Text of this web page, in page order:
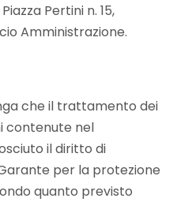
Pertini n. 15,
Amministrazione.
che il trattamento dei
contenute nel
il diritto di
per la protezione
quanto previsto